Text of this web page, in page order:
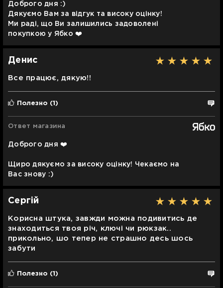
Доброго дня :)
Дякуємо Вам за відгук та високу оцінку!
Ми раді, що Ви залишились задоволені
покупкою у Ябко ❤️
Денис
Все працює, дякую!!
Полезно (1)
Ответ магазина
Доброго дня ❤️
Щиро дякуємо за високу оцінку! Чекаємо на
Вас знову :)
Сергій
Корисна штука, завжди можна подивитись де
знаходиться твоя річ, ключі чи рюкзак..
прикольно, шо тепер не страшно десь шось
забути
Полезно (1)